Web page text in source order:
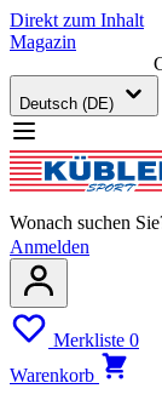
Direkt zum Inhalt
Magazin
Deutsch (DE)
Wonach suchen
Anmelden
Merkliste 0
Warenkorb